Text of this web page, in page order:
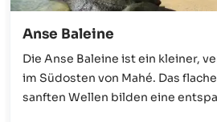
Anse Baleine
Die Anse Baleine ist ein kleiner,
im Südosten von Mahé. Das
sanften Wellen bilden eine